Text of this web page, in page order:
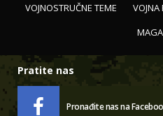
VOJNOSTRUČNE TEME
VOJNA
Pratite nas
Pronađite nas na